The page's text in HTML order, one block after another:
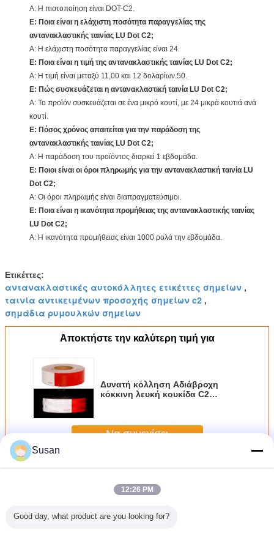
Α: Η πιστοποίηση είναι DOT-C2.
Ε: Ποια είναι η ελάχιστη ποσότητα παραγγελίας της
αντανακλαστικής ταινίας LU Dot C2;
Α: Η ελάχιστη ποσότητα παραγγελίας είναι 24.
Ε: Ποια είναι η τιμή της αντανακλαστικής ταινίας LU Dot C2;
Α: Η τιμή είναι μεταξύ 11,00 και 12 δολαρίων.50.
Ε: Πώς συσκευάζεται η αντανακλαστική ταινία LU Dot C2;
Α: Το προϊόν συσκευάζεται σε ένα μικρό κουτί, με 24 μικρά κουτιά ανά
κουτί.
Ε: Πόσος χρόνος απαιτείται για την παράδοση της
αντανακλαστικής ταινίας LU Dot C2;
Α: Η παράδοση του προϊόντος διαρκεί 1 εβδομάδα.
Ε: Ποιοι είναι οι όροι πληρωμής για την αντανακλαστική ταινία LU
Dot C2;
Α: Οι όροι πληρωμής είναι διαπραγματεύσιμοι.
Ε: Ποια είναι η ικανότητα προμήθειας της αντανακλαστικής ταινίας
LU Dot C2;
Α: Η ικανότητα προμήθειας είναι 1000 ρολά την εβδομάδα.
Ετικέττες:
αντανακλαστικές αυτοκόλλητες ετικέττες σημείων ,
ταινία αντικειμένων προσοχής σημείων c2 ,
σημάδια ρυμουλκών σημείων
Αποκτήστε την καλύτερη τιμή για
Δυνατή κόλληση Αδιάβροχη
κόκκινη λευκή κουκίδα C2
Να συνεχίσει
ΠερισσότεροιΑντανακλαστική ταινία σημείων C2
Susan
12:26 PM
Good day, what product are you looking for?